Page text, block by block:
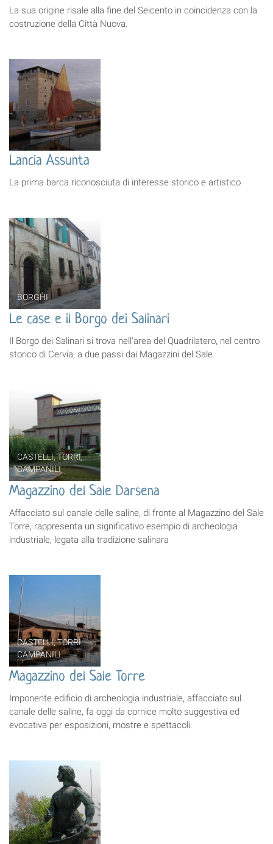
La sua origine risale alla fine del Seicento in coincidenza con la
costruzione della Città Nuova.
Lancia Assunta
La prima barca riconosciuta di interesse storico e artistico
BORGHI
Le case e il Borgo dei Salinari
Il Borgo dei Salinari si trova nell'area del Quadrilatero, nel centro
storico di Cervia, a due passi dai Magazzini del Sale.
CASTELLI, TORRI,
CAMPANILI
Magazzino del Sale Darsena
Affacciato sul canale delle saline, di fronte al Magazzino del Sale
Torre, rappresenta un significativo esempio di archeologia
industriale, legata alla tradizione salinara
CASTELLI, TORRI,
CAMPANILI
Magazzino del Sale Torre
Imponente edificio di archeologia industriale, affacciato sul
canale delle saline, fa oggi da cornice molto suggestiva ed
evocativa per esposizioni, mostre e spettacoli.